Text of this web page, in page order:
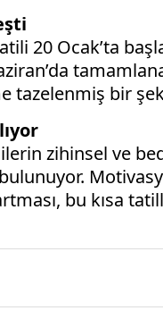
20 Ocak’ta
tazelenmiş bir
zihinsel ve
bu kısa